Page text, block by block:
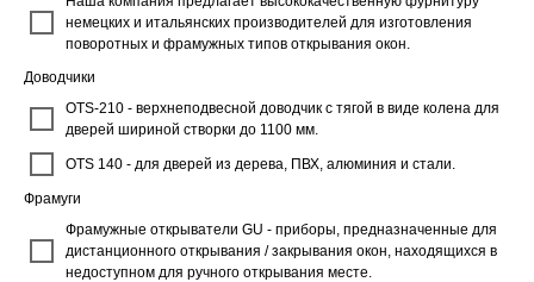
немецких и итальянских производителей для изготовления
поворотных и фрамужных типов открывания окон.
Доводчики
OTS-210 - верхнеподвесной доводчик с тягой в виде колена для
дверей шириной створки до 1100 мм.
OTS 140 - для дверей из дерева, ПВХ, алюминия и стали.
Фрамуги
Фрамужные открыватели GU - приборы, предназначенные для
дистанционного открывания / закрывания окон, находящихся в
недоступном для ручного открывания месте.